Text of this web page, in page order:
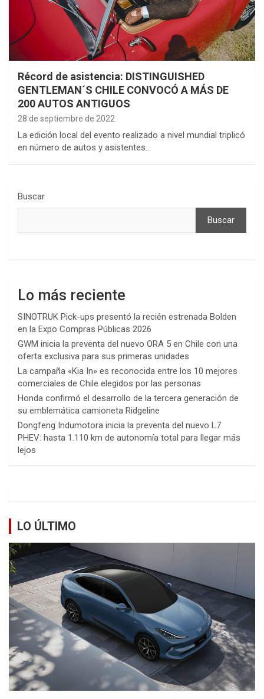
Récord de asistencia: DISTINGUISHED
GENTLEMAN´S CHILE CONVOCÓ A MÁS DE
200 AUTOS ANTIGUOS
28 de septiembre de 2022
La edición local del evento realizado a nivel mundial triplicó
en número de autos y asistentes…
Buscar
Buscar
Lo más reciente
SINOTRUK Pick-ups presentó la recién estrenada Bolden
en la Expo Compras Públicas 2026
GWM inicia la preventa del nuevo ORA 5 en Chile con una
oferta exclusiva para sus primeras unidades
La campaña «Kia In» es reconocida entre los 10 mejores
comerciales de Chile elegidos por las personas
Honda confirmó el desarrollo de la tercera generación de
su emblemática camioneta Ridgeline
Dongfeng Indumotora inicia la preventa del nuevo L7
PHEV: hasta 1.110 km de autonomía total para llegar más
lejos
LO ÚLTIMO